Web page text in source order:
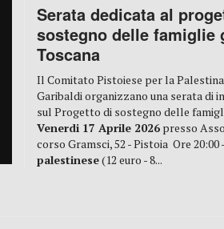
Serata dedicata al
sostegno delle famiglie
Toscana
Il Comitato Pistoiese per la
Garibaldi organizzano una serata di
sul Progetto di sostegno delle
Venerdi 17 Aprile 2026 presso
corso Gramsci, 52 - Pistoia Ore 20:00 -
palestinese(12 euro - 8...